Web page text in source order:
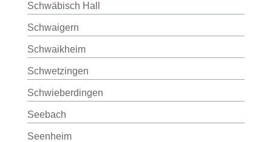
Schwäbisch Hall
Schwaigern
Schwaikheim
Schwetzingen
Schwieberdingen
Seebach
Seenheim